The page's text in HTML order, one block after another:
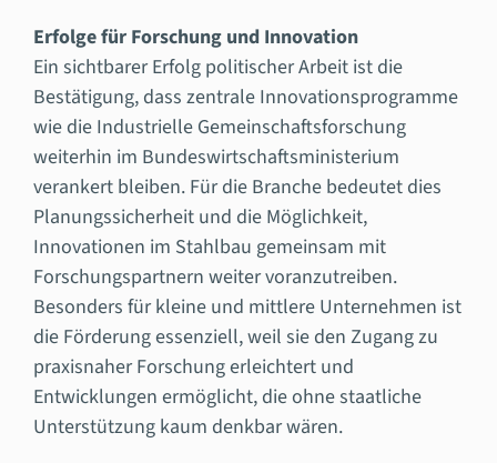
Erfolge für Forschung und Innovation
Ein sichtbarer Erfolg politischer Arbeit ist die
Bestätigung, dass zentrale Innovationsprogramme
wie die Industrielle Gemeinschaftsforschung
weiterhin im Bundeswirtschaftsministerium
verankert bleiben. Für die Branche bedeutet dies
Planungssicherheit und die Möglichkeit,
Innovationen im Stahlbau gemeinsam mit
Forschungspartnern weiter voranzutreiben.
Besonders für kleine und mittlere Unternehmen ist
die Förderung essenziell, weil sie den Zugang zu
praxisnaher Forschung erleichtert und
Entwicklungen ermöglicht, die ohne staatliche
Unterstützung kaum denkbar wären.